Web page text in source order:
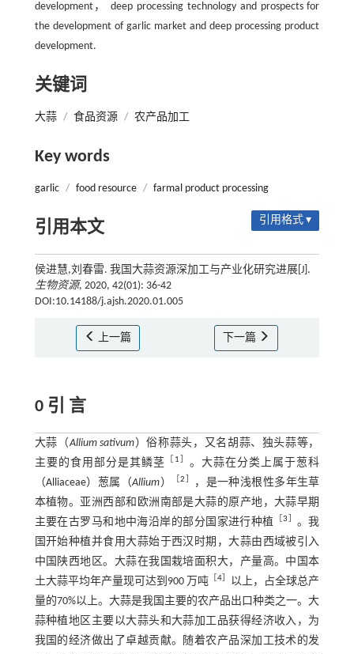
development， deep processing technology and prospects for
the development of garlic market and deep processing product
development.
关键词
大蒜 / 食品资源 / 农产品加工
Key words
garlic / food resource / farmal product processing
引用本文 引用格式 ▾
侯进慧,刘春雷. 我国大蒜资源深加工与产业化研究进展[J].
生物资源, 2020, 42(01): 36-42
DOI:10.14188/j.ajsh.2020.01.005
上一篇 下一篇
0 引 言
大蒜（Allium sativum）俗称蒜头，又名胡蒜、独头蒜等，
主要的食用部分是其鳞茎
1
。大蒜在分类上属于葱科
（Alliaceae）葱属（Allium） ［2
，是一种浅根性多年生草
本植物。亚洲西部和欧洲南部是大蒜的原产地，大蒜早期
主要在古罗马和地中海沿岸的部分国家进行种植 ［3
。我
国开始种植并食用大蒜始于西汉时期，大蒜由西域被引入
中国陕西地区。大蒜在我国栽培面积大，产量高。中国本
土大蒜平均年产量现可达到900 万吨 ［4
以上，占全球总产
量的70%以上。大蒜是我国主要的农产品出口种类之一。大
蒜种植地区主要以大蒜头和大蒜加工品获得经济收入，为
我国的经济做出了卓越贡献。随着农产品深加工技术的发